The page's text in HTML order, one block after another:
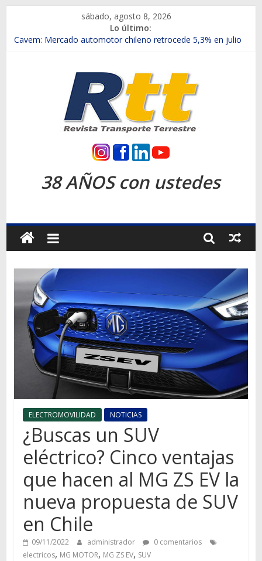
contenido
sábado, agosto 8, 2026
Lo último:
Chile es el primer mercado internacional en lanzar la nueva
Salfa suma vehículos electrificados de Chevrolet en el Biobío
Samex amplía su red con nuevas sucursales en Rancagua y
SINOTRUK Pick-ups presentó la recién estrenada Bolden en
la Expo Compras Públicas 2026
Revista
Transporte
Terrestre
camiones,
motos,
información
mundo
transporte
38 AÑOS con ustedes
ELECTROMOVILIDAD NOTICIAS
¿Buscas un SUV
eléctrico? Cinco ventajas
que hacen al MG ZS EV la
nueva propuesta de SUV
en Chile
09/11/2022 administrador
0 comentarios
electricos, MG MOTOR, MG ZS EV, SUV